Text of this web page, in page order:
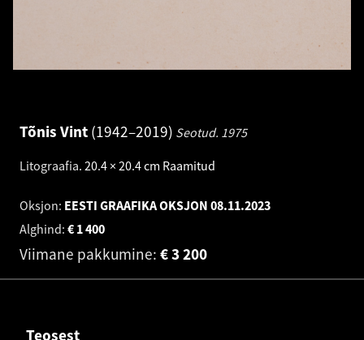
Tõnis Vint 1942–2019 Seotud. 1975
Litograafia. 20.4 × 20.4 cm Raamitud
Oksjon: EESTI GRAAFIKA OKSJON 08.11.2023
Alghind:
1 400
€
Viimane pakkumine: 3 200
€
Teosest